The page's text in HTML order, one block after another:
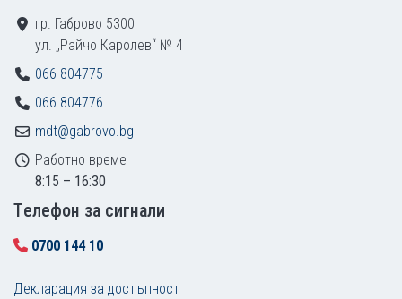
гр. Габрово 5300
ул. „Райчо Каролев“ № 4
066 804775
066 804776
mdt@gabrovo.bg
Работно време
8:15 – 16:30
Tелефон за сигнали
0700 144 10
Декларация за достъпност